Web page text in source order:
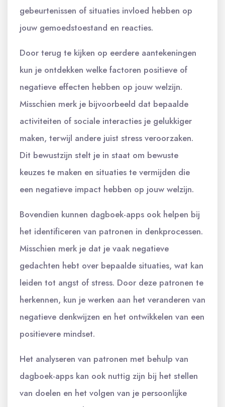
gebeurtenissen of situaties invloed hebben op
jouw gemoedstoestand en reacties.
Door terug te kijken op eerdere aantekeningen
kun je ontdekken welke factoren positieve of
negatieve effecten hebben op jouw welzijn.
Misschien merk je bijvoorbeeld dat bepaalde
activiteiten of sociale interacties je gelukkiger
maken, terwijl andere juist stress veroorzaken.
Dit bewustzijn stelt je in staat om bewuste
keuzes te maken en situaties te vermijden die
een negatieve impact hebben op jouw welzijn.
Bovendien kunnen dagboek-apps ook helpen bij
het identificeren van patronen in denkprocessen.
Misschien merk je dat je vaak negatieve
gedachten hebt over bepaalde situaties, wat kan
leiden tot angst of stress. Door deze patronen te
herkennen, kun je werken aan het veranderen van
negatieve denkwijzen en het ontwikkelen van een
positievere mindset.
Het analyseren van patronen met behulp van
dagboek-apps kan ook nuttig zijn bij het stellen
van doelen en het volgen van je persoonlijke